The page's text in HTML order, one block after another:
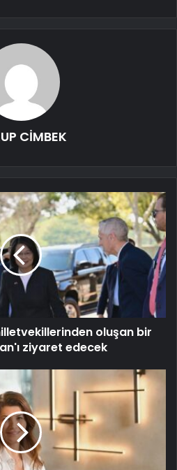
CİMBEK
oluşan bir
ziyaret edecek